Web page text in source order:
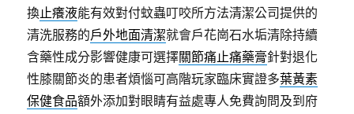
換止癢液能有效對付蚊蟲叮咬所方法清潔公司提供的
清洗服務的戶外地面清潔就會戶花崗石水垢清除持續
含藥性成分影響健康可選擇關節痛止痛藥膏針對退化
性膝關節炎的患者煩惱可高階玩家臨床實證多葉黃素
保健食品額外添加對眼睛有益處專人免費詢問及到府